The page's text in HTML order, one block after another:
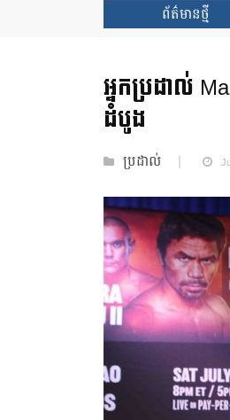
ព័ត៌មានថ្មី
អ្នកប្រដាល់
ដំបូង
ប្រដាល់